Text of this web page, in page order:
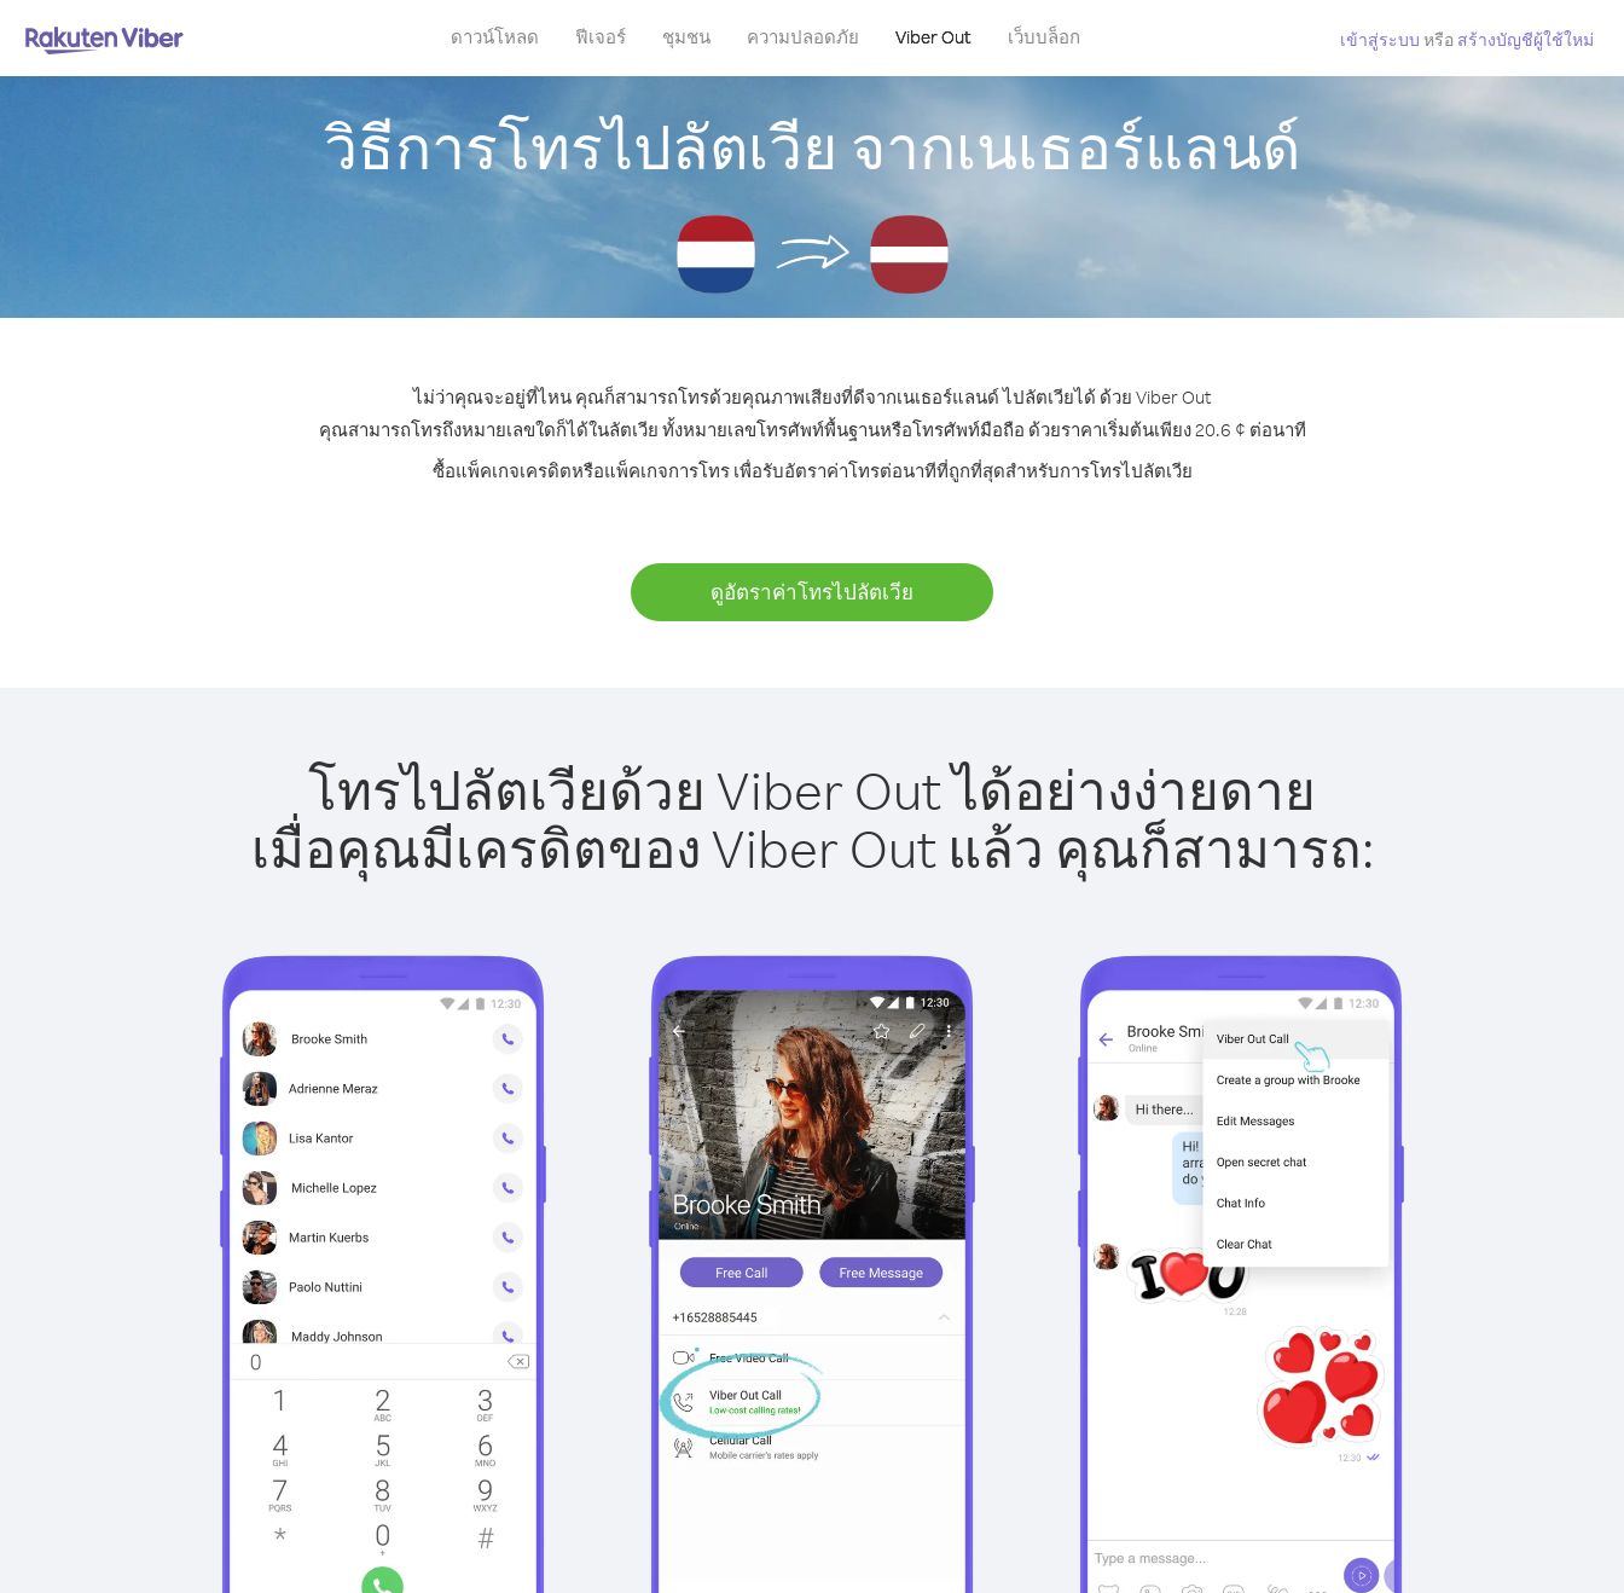
ดาวน์โหลด ฟีเจอร์ ชุมชน ความปลอดภัย Viber Out เว็บบล็อก เข้าสู่ระบบ หรือ สร้างบัญชีผู้ใช้ใหม่
วิธีการโทรไปลัตเวีย จากเนเธอร์แลนด์
ไม่ว่าคุณจะอยู่ที่ไหน คุณก็สามารถโทรด้วยคุณภาพเสียงที่ดีจากเนเธอร์แลนด์ ไปลัตเวียได้ ด้วย Viber Out
คุณสามารถโทรถึงหมายเลขใดก็ได้ในลัตเวีย ทั้งหมายเลขโทรศัพท์พื้นฐานหรือโทรศัพท์มือถือ ด้วยราคาเริ่มต้นเพียง 20.6 ¢ ต่อนาที
ซื้อแพ็คเกจเครดิตหรือแพ็คเกจการโทร เพื่อรับอัตราค่าโทรต่อนาทีที่ถูกที่สุดสำหรับการโทรไปลัตเวีย
ดูอัตราค่าโทรไปลัตเวีย
โทรไปลัตเวียด้วย Viber Out ได้อย่างง่ายดาย
เมื่อคุณมีเครดิตของ Viber Out แล้ว คุณก็สามารถ: